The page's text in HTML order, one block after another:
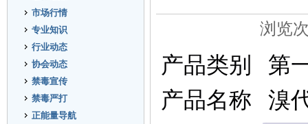
市场行情
专业知识
行业动态
协会动态
禁毒宣传
禁毒严打
正能量导航
浏览
产品类别
第
产品名称
溴